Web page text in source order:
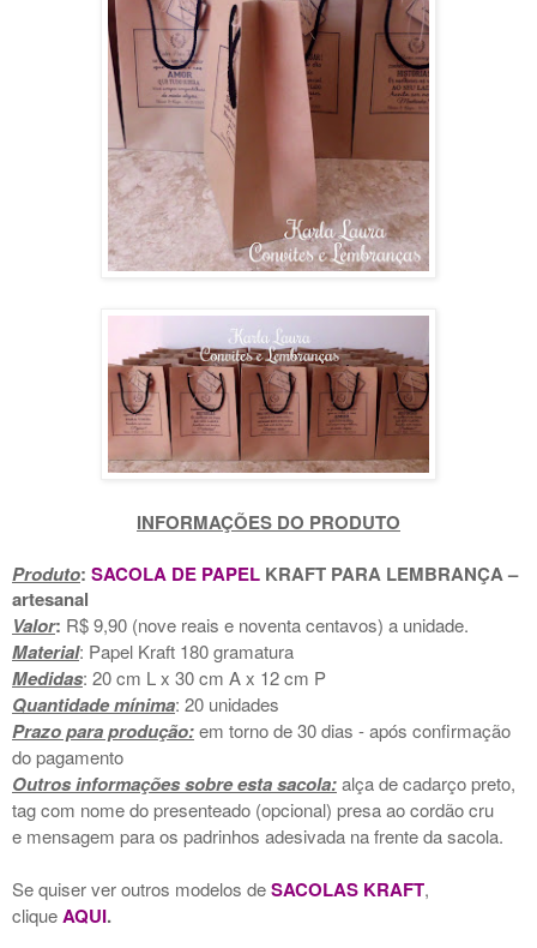
INFORMAÇÕES DO PRODUTO
Produto: SACOLA DE PAPEL KRAFT PARA LEMBRANÇA –
artesanal
Valor: R$ 9,90 (nove reais e noventa centavos) a unidade.
Material: Papel Kraft 180 gramatura
Medidas: 20 cm L x 30 cm A x 12 cm P
Quantidade mínima: 20 unidades
Prazo para produção:em torno de 30 dias - após confirmação
do pagamento
Outros informações sobre esta sacola:alça de cadarço preto,
tag com nome do presenteado (opcional) presa ao cordão cru
e mensagem para os padrinhos adesivada na frente da sacola.
Se quiser ver outros modelos deSACOLAS KRAFT,
cliqueAQUI.